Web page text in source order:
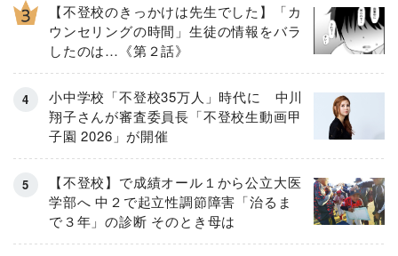
【不登校のきっかけは先生でした】「カ
ウンセリングの時間」生徒の情報をバラ
したのは…《第２話》
小中学校「不登校35万人」時代に 中川
翔子さんが審査委員長「不登校生動画甲
子園 2026」が開催
【不登校】で成績オール１から公立大医
学部へ 中２で起立性調節障害「治るま
で３年」の診断 そのとき母は